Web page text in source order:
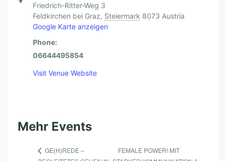
Friedrich-Ritter-Weg 3
Feldkirchen bei Graz, Steiermark 8073 Austria
Google Karte anzeigen
Phone:
06644495854
Visit Venue Website
Mehr Events
GE(H)REDE –
FEMALE POWER! MIT